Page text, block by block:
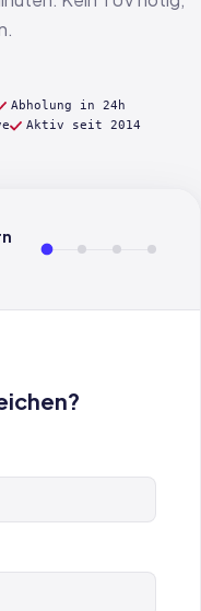
Abholung in 24h
Aktiv seit 2014